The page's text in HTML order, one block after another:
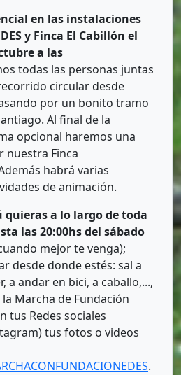
en las instalaciones
y Finca El Cabillón el
a las
todas las personas juntas
circular desde
por un bonito tramo
Al final de la
opcional haremos una
nuestra Finca
habrá varias
de animación.
quieras a lo largo de toda
las 20:00hs del sábado
mejor te venga);
desde donde estés: sal a
a andar en bici, a caballo,...,
Marcha de Fundación
tus Redes sociales
tus fotos o videos
.